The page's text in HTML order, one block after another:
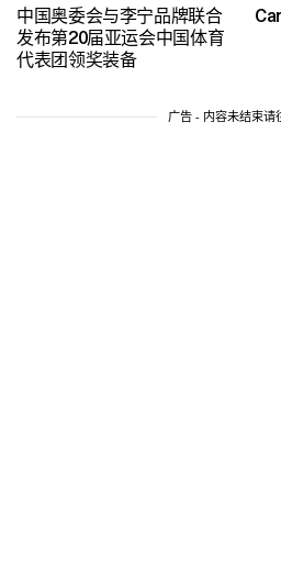
中国奥委会与李宁品牌联合
发布第20届亚运会中国体育
代表团领奖装备
广告 - 内容未结束请